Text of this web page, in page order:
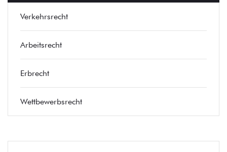
Verkehrsrecht
Arbeitsrecht
Erbrecht
Wettbewerbsrecht